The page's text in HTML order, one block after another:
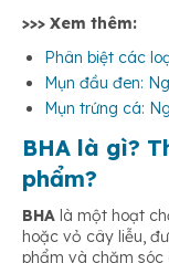
>>> Xem thêm:
Phân biệt các
Mụn đầu đen:
Mụn trứng cá:
BHA là gì?
phẩm?
BHA là một hoạt
hoặc vỏ cây liễu,
phẩm và chăm sóc